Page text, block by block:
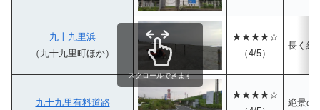
九十九里浜
（九十九里町ほか）
★★★★☆
（4/5）
長く続
九十九里有料道路
★★★★☆
絶景の
スクロールできます